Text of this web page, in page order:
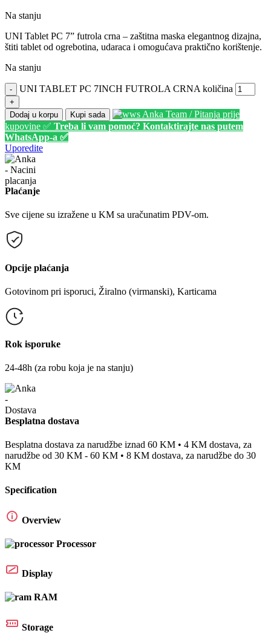
Na stanju
UNI Tablet PC 7” futrola crna – zaštitna maska elegantnog dizajna,
štiti tablet od ogrebotina, udaraca i omogućava praktično korištenje.
Na stanju
- UNI TABLET PC 7INCH FUTROLA CRNA količina
+
Dodaj u korpu
Kupi sada
Anka Team / Pitanja prije
kupovine ✅ Treba li vam pomoć? Kontaktirajte nas putem
WhatsApp-a ✅
Uporedite
Plaćanje
Sve cijene su izražene u KM sa uračunatim PDV-om.
Opcije plaćanja
Gotovinom pri isporuci, Žiralno (virmanski), Karticama
Rok isporuke
24-48h (za robu koja je na stanju)
Besplatna dostava
Besplatna dostava za narudžbe iznad 60 KM • 4 KM dostava, za
narudžbe od 30 KM - 60 KM • 8 KM dostava, za narudžbe do 30
KM
Specification
Overview
Processor
Display
RAM
Storage